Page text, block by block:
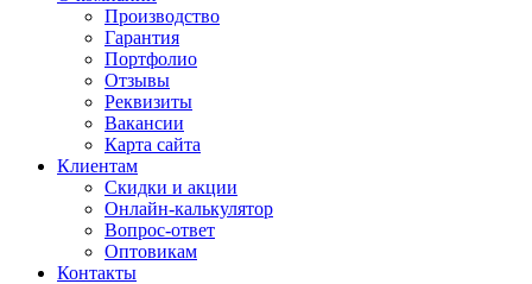
Производство
Гарантия
Портфолио
Отзывы
Реквизиты
Вакансии
Карта сайта
Клиентам
Скидки и акции
Онлайн-калькулятор
Вопрос-ответ
Оптовикам
Контакты